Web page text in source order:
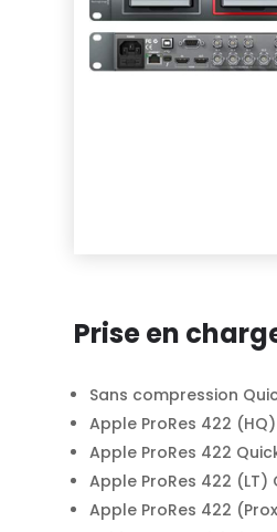
Prise en
Sans compression
Apple ProRes 422
Apple ProRes 422
Apple ProRes 422 (LT)
Apple ProRes 422